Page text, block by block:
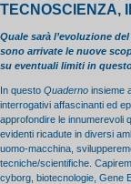
TECNOSCIENZA,
Quale sarà l’evoluzione
sono arrivate le nuove
su eventuali limiti in
In questo Quaderno insieme
interrogativi affascinanti ed
approfondire le innumerevoli
evidenti ricadute in diversi
uomo-macchina,
tecniche/scientifiche.
cyborg, biotecnologie, Gene